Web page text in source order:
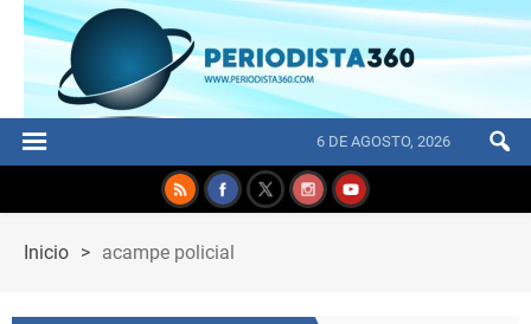
6 DE AGOSTO, 2026
Inicio > acampe policial